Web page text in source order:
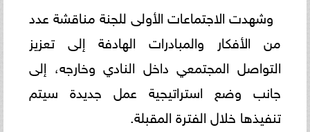
وشهدت الاجتماعات الأولى للجنة مناقشة عدد
من الأفكار والمبادرات الهادفة إلى تعزيز
التواصل المجتمعي داخل النادي وخارجه، إلى
جانب وضع استراتيجية عمل جديدة سيتم
تنفيذها خلال الفترة المقبلة.